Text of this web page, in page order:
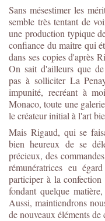
Sans mésestimer les
semble très tentant de
une production typique
confiance du maitre qui
dans ses copies d'après
On sait d'ailleurs que
pas à solliciter La
impunité, recréant à
Monaco, toute une
le créateur initial à l'art
Mais Rigaud, qui se
bien heureux de se
précieux, des
rémunératrices eu
participer à la
fondant quelque
Aussi, maintiendrons
de nouveaux éléments